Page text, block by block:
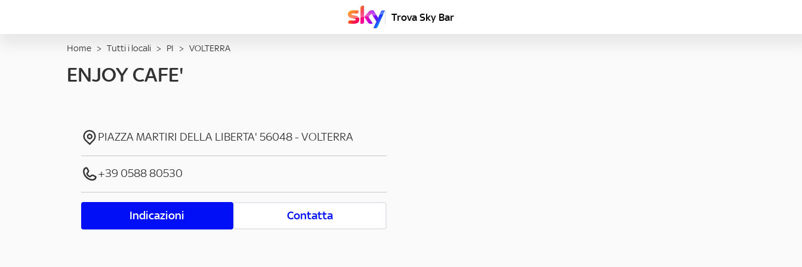
Trova Sky Bar
Home > Tutti i locali > PI > VOLTERRA
ENJOY CAFE'
PIAZZA MARTIRI DELLA LIBERTA' 56048-VOLTERRA
+39 0588 80530
Indicazioni Contatta